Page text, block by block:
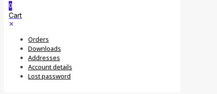
0
Cart
✕
Orders
Downloads
Addresses
Account details
Lost password